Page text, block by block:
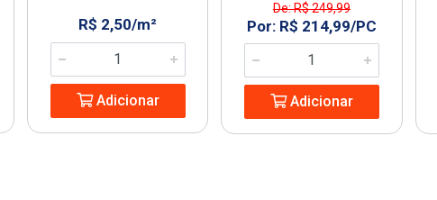
R$ 2,50/m²
Adicionar
De: R$ 249,99
Por: R$ 214,99/PC
Adicionar